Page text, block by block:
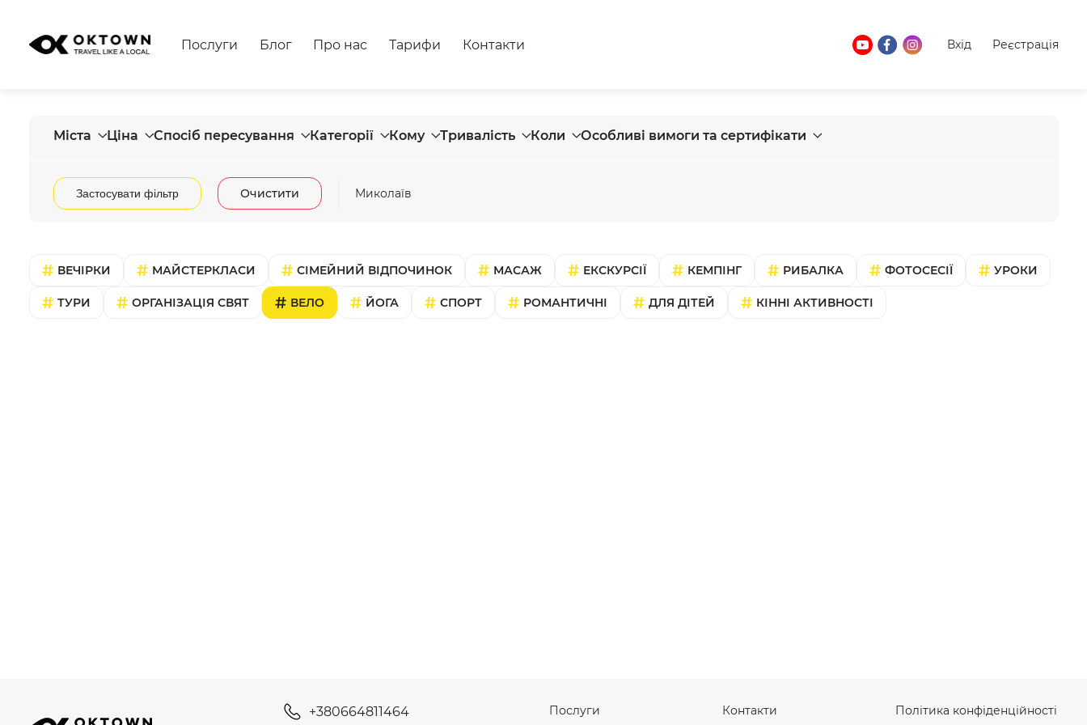
Послуги Блог Про нас Тарифи Контакти Вхід Реєстрація
Міста Ціна Спосіб пересування Категорії Кому Тривалість Коли Особливі вимоги та сертифікати
Застосувати фільтр Очистити Миколаїв
ВЕЧІРКИ МАЙСТЕРКЛАСИ СІМЕЙНИЙ ВІДПОЧИНОК МАСАЖ ЕКСКУРСІЇ КЕМПІНГ РИБАЛКА ФОТОСЕСІЇ УРОКИ
ТУРИ ОРГАНІЗАЦІЯ СВЯТ ВЕЛО ЙОГА СПОРТ РОМАНТИЧНІ ДЛЯ ДІТЕЙ КІННІ АКТИВНОСТІ
+380664811464 Послуги Контакти Політика конфіденційності